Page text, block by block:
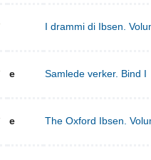
I drammi di Ibsen.
e Samlede verker. Bind I
e The Oxford Ibsen.